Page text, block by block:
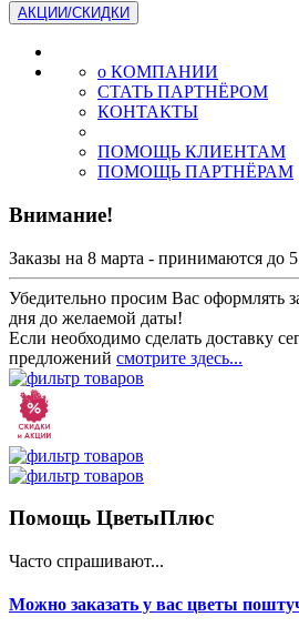
АКЦИИ/СКИДКИ
о КОМПАНИИ
СТАТЬ ПАРТНЁРОМ
КОНТАКТЫ
ПОМОЩЬ КЛИЕНТАМ
ПОМОЩЬ ПАРТНЁРАМ
Внимание!
Заказы на 8 марта - принимаются до
Убедительно просим Вас оформлять
дня до желаемой даты!
Если необходимо сделать доставку
предложений смотрите здесь...
Помощь ЦветыПлюс
Часто спрашивают...
Можно заказать у вас цветы